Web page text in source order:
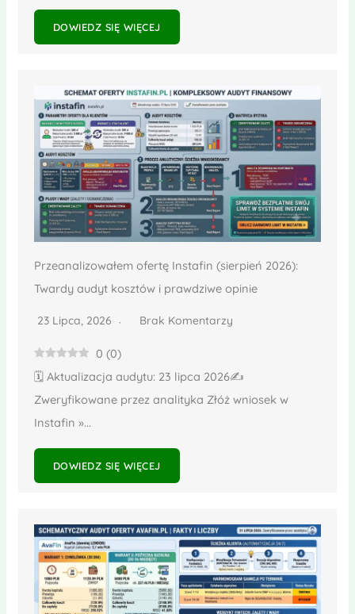
DOWIEDZ SIĘ WIĘCEJ
Przeanalizowałem ofertę Instafin (sierpień 2026):
Twardy audyt kosztów i prawdziwe opinie
23 Lipca, 2026 Brak Komentarzy
0 (0)
🗓️ Aktualizacja audytu: 23 lipca 2026✍️
Zweryfikowane przez analityka Złóż wniosek w
Instafin »...
DOWIEDZ SIĘ WIĘCEJ